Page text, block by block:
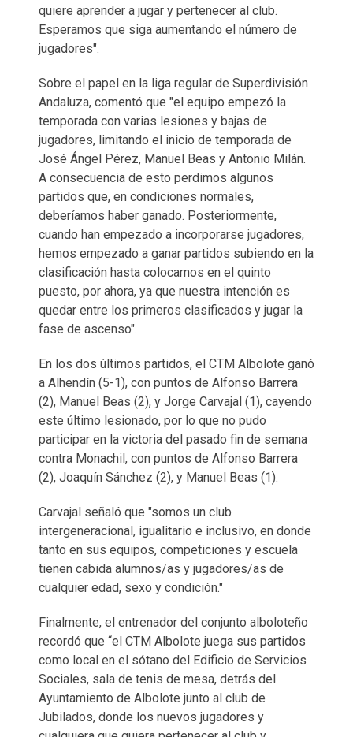
quiere aprender a jugar y pertenecer al club.
Esperamos que siga aumentando el número de
jugadores".
Sobre el papel en la liga regular de Superdivisión
Andaluza, comentó que "el equipo empezó la
temporada con varias lesiones y bajas de
jugadores, limitando el inicio de temporada de
José Ángel Pérez, Manuel Beas y Antonio Milán.
A consecuencia de esto perdimos algunos
partidos que, en condiciones normales,
deberíamos haber ganado. Posteriormente,
cuando han empezado a incorporarse jugadores,
hemos empezado a ganar partidos subiendo en la
clasificación hasta colocarnos en el quinto
puesto, por ahora, ya que nuestra intención es
quedar entre los primeros clasificados y jugar la
fase de ascenso".
En los dos últimos partidos, el CTM Albolote ganó
a Alhendín (5-1), con puntos de Alfonso Barrera
(2), Manuel Beas (2), y Jorge Carvajal (1), cayendo
este último lesionado, por lo que no pudo
participar en la victoria del pasado fin de semana
contra Monachil, con puntos de Alfonso Barrera
(2), Joaquín Sánchez (2), y Manuel Beas (1).
Carvajal señaló que "somos un club
intergeneracional, igualitario e inclusivo, en donde
tanto en sus equipos, competiciones y escuela
tienen cabida alumnos/as y jugadores/as de
cualquier edad, sexo y condición."
Finalmente, el entrenador del conjunto alboloteño
recordó que “el CTM Albolote juega sus partidos
como local en el sótano del Edificio de Servicios
Sociales, sala de tenis de mesa, detrás del
Ayuntamiento de Albolote junto al club de
Jubilados, donde los nuevos jugadores y